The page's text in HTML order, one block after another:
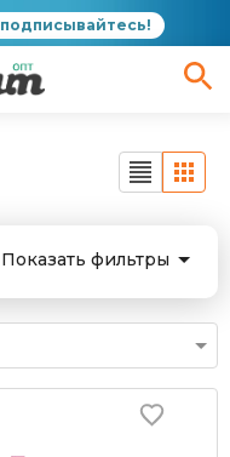
Показать фильтры